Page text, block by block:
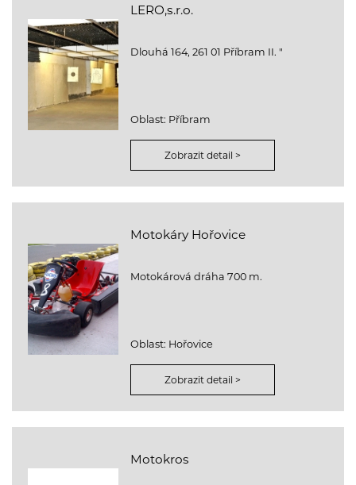
LERO,s.r.o.
Dlouhá 164, 261 01 Příbram II. "
Oblast: Příbram
Zobrazit detail >
Motokáry Hořovice
Motokárová dráha 700 m.
Oblast: Hořovice
Zobrazit detail >
Motokros